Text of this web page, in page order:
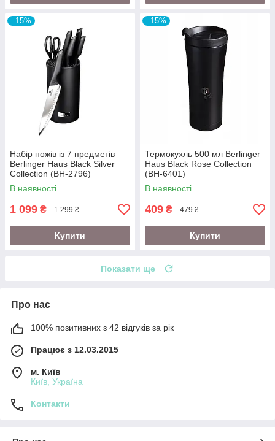
–15%
Набір ножів із 7 предметів
Berlinger Haus Black Silver
Collection (BH-2796)
В наявності
1 099 ₴ 1 299 ₴
Купити
–15%
Термокухль 500 мл Berlinger
Haus Black Rose Collection
(BH-6401)
В наявності
409 ₴ 479 ₴
Купити
Показати ще
Про нас
100% позитивних з 42 відгуків за рік
Працює з 12.03.2015
м. Київ
Київ, Україна
Контакти